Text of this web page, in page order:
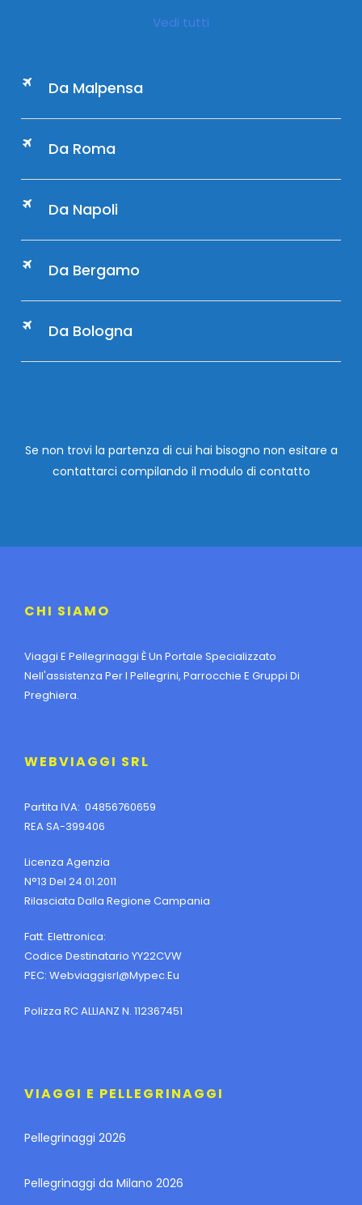
Vedi tutti
Da Malpensa
Da Roma
Da Napoli
Da Bergamo
Da Bologna
Se non trovi la partenza di cui hai bisogno non esitare a
contattarci compilando il modulo di contatto
CHI SIAMO
Viaggi E Pellegrinaggi È Un Portale Specializzato
Nell'assistenza Per I Pellegrini, Parrocchie E Gruppi Di
Preghiera.
WEBVIAGGI SRL
Partita IVA: 04856760659
REA SA-399406
Licenza Agenzia
N°13 Del 24.01.2011
Rilasciata Dalla Regione Campania
Fatt. Elettronica:
Codice Destinatario YY22CVW
PEC: Webviaggisrl@mypec.eu
Polizza RC ALLIANZ N. 112367451
VIAGGI E PELLEGRINAGGI
Pellegrinaggi 2026
Pellegrinaggi da Milano 2026